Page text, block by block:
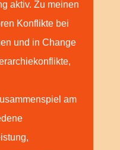
aktiv. Zu meinen
Konflikte bei
und in Change
am